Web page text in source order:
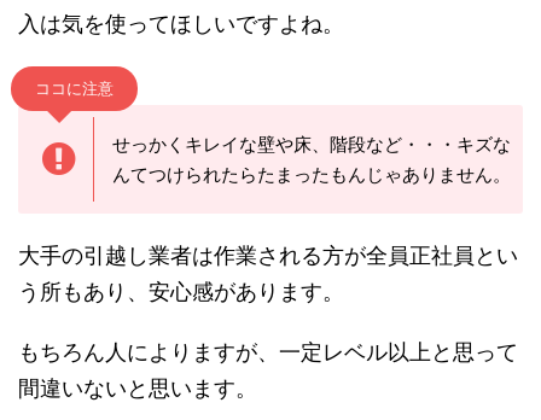
べきだからです。
運び出すのは良いですが、新しいマイホームへの
搬入は気を使ってほしいですよね。
なんてつけられたらたまったもんじゃありませ
ん。
大手の引越し業者は作業される方が全員正社員と